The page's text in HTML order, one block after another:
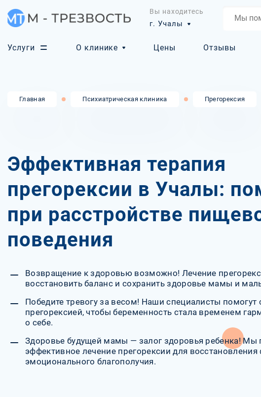
Вы находитесь
г. Учалы
Услуги О клинике Цены Отзывы
Главная Психиатрическая клиника Прегорексия
Эффективная терапия
прегорексии в Учалы:
при расстройстве
поведения
Возвращение к здоровью возможно! Лечение
восстановить баланс и сохранить здоровье мамы и
Победите тревогу за весом! Наши специалисты помогут
прегорексией, чтобы беременность стала временем
о себе.
Здоровье будущей мамы — залог здоровья ребенка! Мы
эффективное лечение прегорексии для восстановления
эмоционального благополучия.